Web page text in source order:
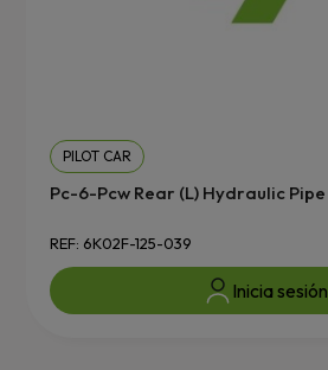
PILOT CAR
Pc-6-Pcw Rear (L) Hydraulic Pipe
REF: 6K02F-125-039
Inicia sesión